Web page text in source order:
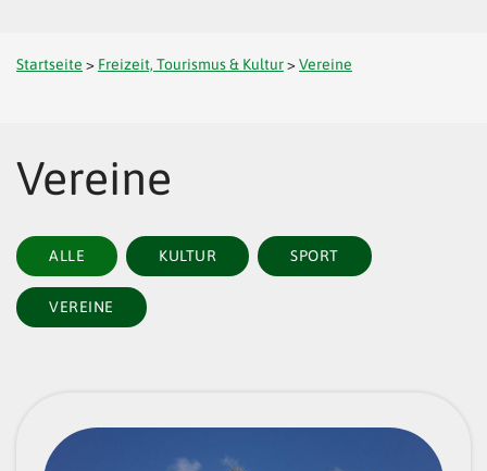
Startseite > Freizeit, Tourismus & Kultur>Vereine
Vereine
ALLE KULTUR SPORT
VEREINE